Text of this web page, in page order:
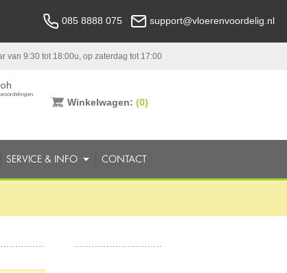
085 8888 075 support@vloerenvoordelig.nl
van 9:30 tot 18:00u, op zaterdag tot 17:00
Winkelwagen: (0)
SERVICE & INFO CONTACT